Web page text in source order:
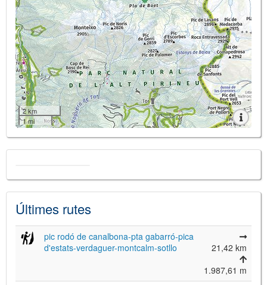
2 km
1 mi
Últimes rutes
pic rodó de canalbona-pta gabarró-pica
d'estats-verdaguer-montcalm-sotllo
21,42 km
1.987,61 m